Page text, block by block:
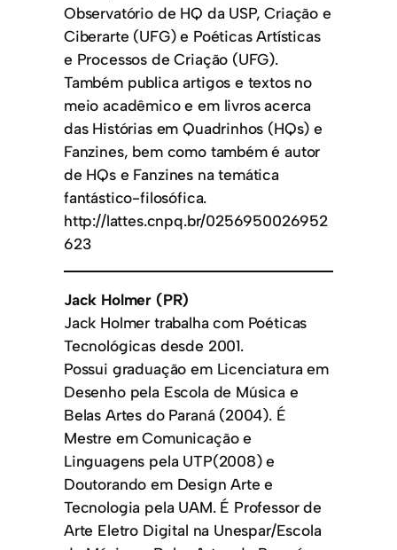
Observatório de HQ da USP, Criação e
Ciberarte (UFG) e Poéticas Artísticas
e Processos de Criação (UFG).
Também publica artigos e textos no
meio acadêmico e em livros acerca
das Histórias em Quadrinhos (HQs) e
Fanzines, bem como também é autor
de HQs e Fanzines na temática
fantástico-filosófica.
http://lattes.cnpq.br/0256950026952
623
Jack Holmer (PR)
Jack Holmer trabalha com Poéticas
Tecnológicas desde 2001.
Possui graduação em Licenciatura em
Desenho pela Escola de Música e
Belas Artes do Paraná (2004). É
Mestre em Comunicação e
Linguagens pela UTP(2008) e
Doutorando em Design Arte e
Tecnologia pela UAM. É Professor de
Arte Eletro Digital na Unespar/Escola